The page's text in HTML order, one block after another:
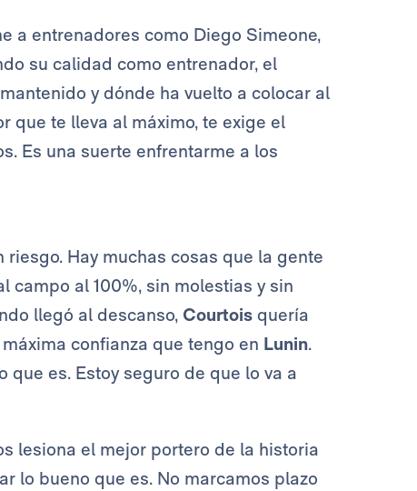
a entrenadores como Diego Simeone,
su calidad como entrenador, el
y dónde ha vuelto a colocar al
que te lleva al máximo, te exige el
Es una suerte enfrentarme a los
Hay muchas cosas que la gente
campo al 100%, sin molestias y sin
llegó al descanso, Courtois quería
confianza que tengo en Lunin.
es. Estoy seguro de que lo va a
lesiona el mejor portero de la historia
lo bueno que es. No marcamos plazo